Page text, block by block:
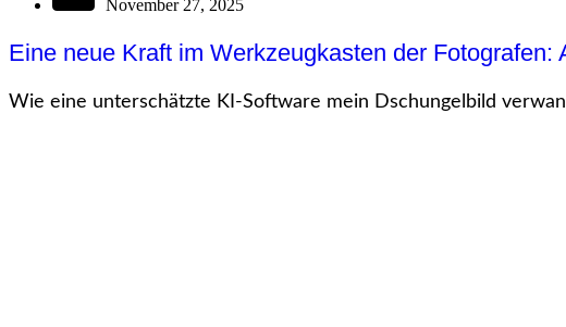
November 27, 2025
Eine neue Kraft im Werkzeugkasten der
Wie eine unterschätzte KI-Software mein Dschungelbild